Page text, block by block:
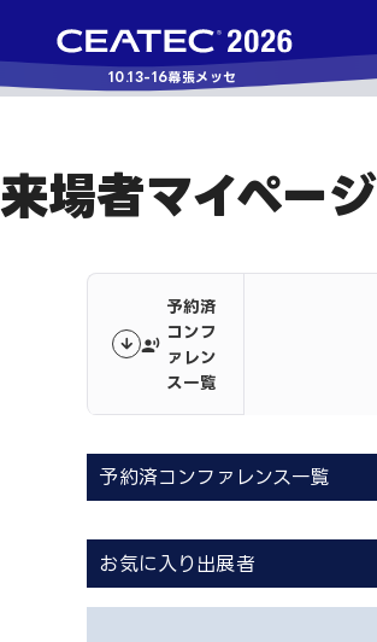
10.13-16幕張メッセ
来場者マイページ
record_voice_over
予約済
コンフ
ァレン
ス一覧
予約済コンファレンス一覧
お気に入り出展者